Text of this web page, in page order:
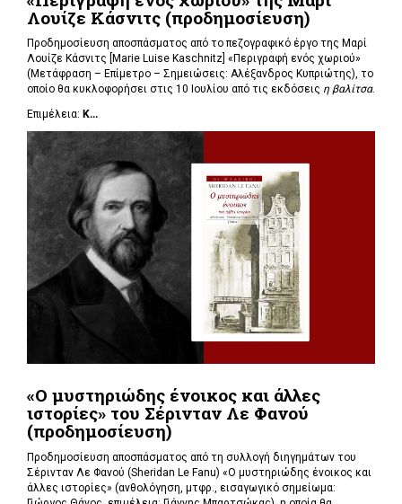
Λουίζε Κάσνιτς (προδημοσίευση)
Προδημοσίευση αποσπάσματος από το πεζογραφικό έργο της Μαρί
Λουίζε Κάσνιτς [Marie Luise Kaschnitz] «Περιγραφή ενός χωριού»
(Μετάφραση – Επίμετρο – Σημειώσεις: Αλέξανδρος Κυπριώτης), το
οποίο θα κυκλοφορήσει στις 10 Ιουλίου από τις εκδόσεις η βαλίτσα.
Επιμέλεια: Κ...
«Ο μυστηριώδης ένοικος και άλλες
ιστορίες» του Σέρινταν Λε Φανού
(προδημοσίευση)
Προδημοσίευση αποσπάσματος από τη συλλογή διηγημάτων του
Σέρινταν Λε Φανού (Sheridan Le Fanu) «Ο μυστηριώδης ένοικος και
άλλες ιστορίες» (ανθολόγηση, μτφρ., εισαγωγικό σημείωμα: